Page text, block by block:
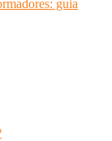
guia